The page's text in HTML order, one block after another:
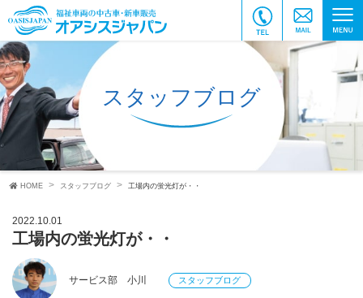
スタッフブログ
HOME スタッフブログ 工場内の蛍光灯が・・
2022.10.01
工場内の蛍光灯が・・
サービス部 小川 スタッフブログ